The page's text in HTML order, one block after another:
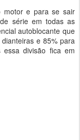
motor e para se sair
série em todas as
autoblocante que
e 85% para
essa divisão fica em